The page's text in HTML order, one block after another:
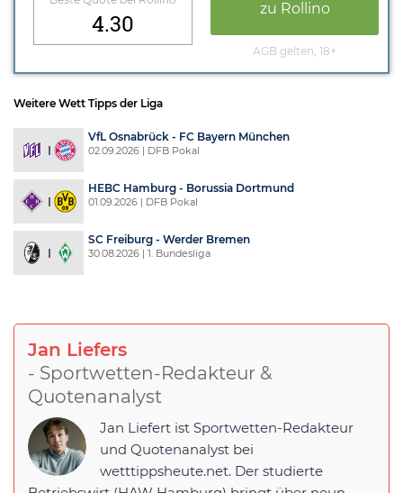
4.30
zu Rollino
AGB gelten, 18+
Weitere Wett Tipps der Liga
VfL Osnabrück - FC Bayern München
02.09.2026 | DFB Pokal
HEBC Hamburg - Borussia Dortmund
01.09.2026 | DFB Pokal
SC Freiburg - Werder Bremen
30.08.2026 | 1. Bundesliga
Jan Liefers
- Sportwetten-Redakteur &
Quotenanalyst
Jan Liefert ist Sportwetten-Redakteur
und Quotenanalyst bei
wetttippsheute.net. Der studierte